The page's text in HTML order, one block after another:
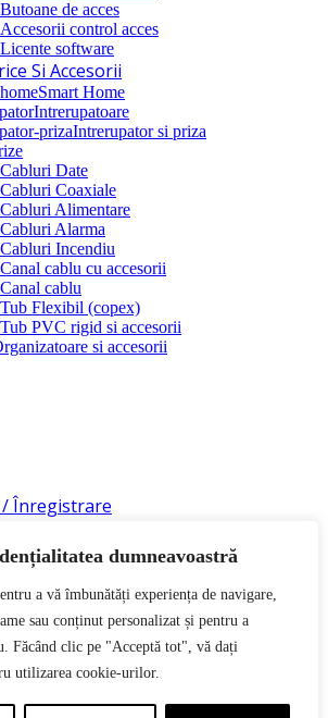
dumneavoastră
a vă îmbunătăți experiența de navigare,
sau conținut personalizat și pentru a
Făcând clic pe "Acceptă tot", vă dați
utilizarea cookie-urilor.
Butoane de acces
Accesorii control acces
Licente software
Si Accesorii
Smart Home
Intrerupatoare
Intrerupator si priza
Cabluri Date
Cabluri Coaxiale
Cabluri Alimentare
Cabluri Alarma
Cabluri Incendiu
Canal cablu cu accesorii
Canal cablu
Tub Flexibil (copex)
Tub PVC rigid si accesorii
si accesorii
Înregistrare